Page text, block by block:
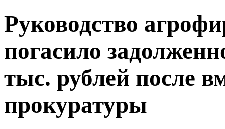
Руководство
погасило
тыс. рублей после
прокуратуры